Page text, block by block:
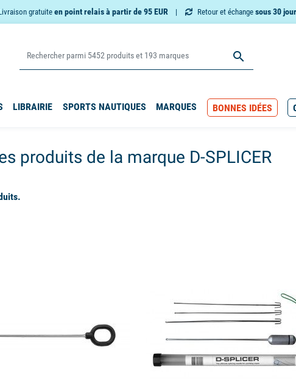
gratuiteen point relais à partir de 95 EUR Retour et échange sous 30

LIBRAIRIE SPORTS NAUTIQUES MARQUES BONNES IDÉES
produits de la marque D-SPLICER